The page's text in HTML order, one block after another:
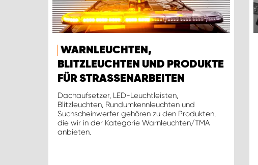
WARNLEUCHTEN,
BLITZLEUCHTEN UND PRODUKTE
FÜR STRASSENARBEITEN
Dachaufsetzer, LED-Leuchtleisten,
Blitzleuchten, Rundumkennleuchten und
Suchscheinwerfer gehören zu den Produkten,
die wir in der Kategorie Warnleuchten/TMA
anbieten.